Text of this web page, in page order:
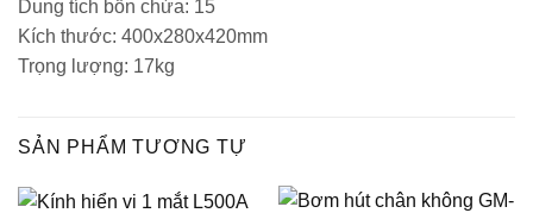
Dung tích bồn chứa: 15
Kích thước: 400x280x420mm
Trọng lượng: 17kg
SẢN PHẨM TƯƠNG TỰ